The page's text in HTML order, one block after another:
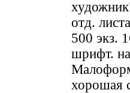
отд.
500 экз.
шрифт.
хорошая